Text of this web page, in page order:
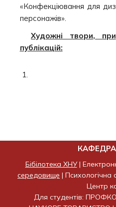
«Конфекціювання для
персонажів».
Художні твори,
публікацій:
Бібілотека ХНУ|
середовище | Психологічна
Центр
Для студентів: